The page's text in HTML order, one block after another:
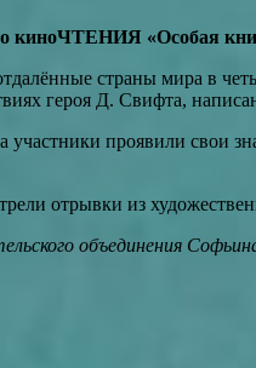
киноЧТЕНИЯ «Особая
страны мира в
героя Д. Свифта,
проявили свои
отрывки из
объединения